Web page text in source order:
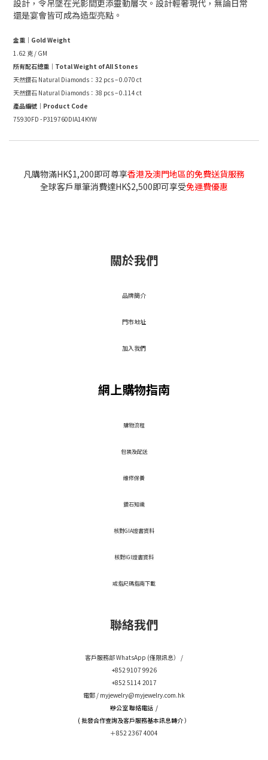
設計，令吊墜在光影間更添靈動層次。設計輕奢現代，無論日常
還是宴會皆可成為造型亮點。
金重｜Gold Weight
1.62 克 / GM
所有配石總重｜Total Weight of All Stones
天然鑽石 Natural Diamonds：32 pcs – 0.070 ct
天然鑽石 Natural Diamonds：38 pcs – 0.114 ct
產品編號｜Product Code
75930FD - P319760DIA14KYW
凡購物滿HK$1,200即可尊享香港及澳門地區的免費送貨服務
全球客戶單筆消費達HK$2,500即可享受免運費優惠
關於我們
品牌簡介
門市地址
加入我們
網上購物指南
​購物流程
包裝及配送
維修保養
鑽石知識
核對GIA證書資料
核對IGI證書資料
戒指尺碼指南下載
聯絡我們
客戶服務部 WhatsApp (僅限訊息） /
+852 9107 9926
+852 5114 2017
電郵 / myjewelry@myjewelry.com.hk
辦公室 聯絡電話 /
( 批發合作查詢及客戶服務基本訊息轉介 ）
＋852 2367 4004